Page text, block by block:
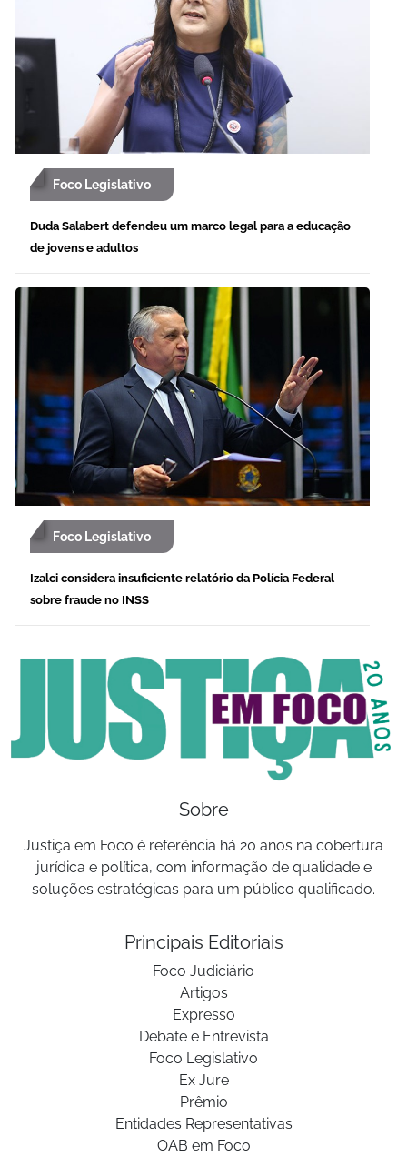
Foco Legislativo
Duda Salabert defendeu um marco legal para a educação
de jovens e adultos
Foco Legislativo
Izalci considera insuficiente relatório da Polícia Federal
sobre fraude no INSS
Sobre
Justiça em Foco é referência há 20 anos na cobertura
jurídica e política, com informação de qualidade e
soluções estratégicas para um público qualificado.
Principais Editoriais
Foco Judiciário
Artigos
Expresso
Debate e Entrevista
Foco Legislativo
Ex Jure
Prêmio
Entidades Representativas
OAB em Foco